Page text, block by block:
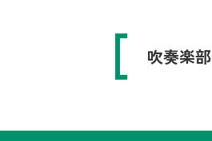
中学校部活TOP吹奏楽部